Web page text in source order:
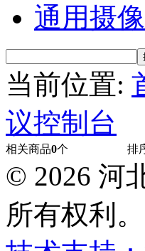
通用摄
当前位置:
议控制台
相关商品0个 排
© 2026 河
所有权利。